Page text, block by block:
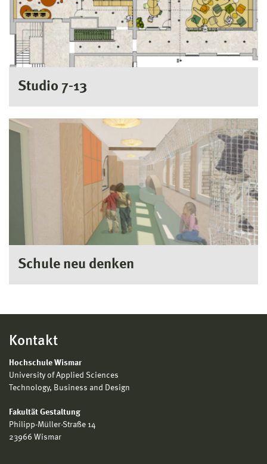
Studio 7-13
Schule neu denken
Kontakt
Hochschule Wismar
University of Applied Sciences
Technology, Business and Design
Fakultät Gestaltung
Philipp-Müller-Straße 14
23966 Wismar